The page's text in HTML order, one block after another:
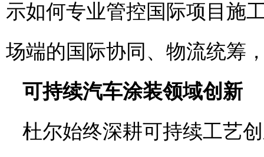
示如何专业管控国际项目施
场端的国际协同、物流统筹
可持续汽车涂装领域创新
杜尔始终深耕可持续工艺